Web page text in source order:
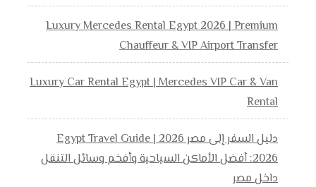
Luxury Mercedes Rental Egypt 2026 | Premium
Chauffeur & VIP Airport Transfer
Luxury Car Rental Egypt | Mercedes VIP Car & Van
Rental
دليل السفر إلى مصر 2026 | Egypt Travel Guide
2026: أفضل الأماكن السياحية وأفخم وسائل التنقل
داخل مصر